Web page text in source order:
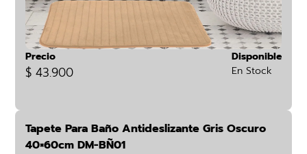
Precio
$ 43.900
Disponible
En Stock
Tapete Para Baño Antideslizante Gris Oscuro
40×60cm DM-BÑ01